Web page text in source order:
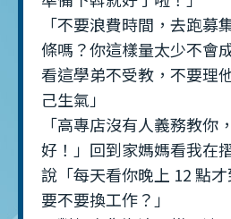
「不要浪費時間，去跑募
條嗎？你這樣量太少不會
看這學弟不受教，不要理
己生氣」
「高專店沒有人義務教你
好！」回到家媽媽看我在
說「每天看你晚上 12 點
要不要換工作？」